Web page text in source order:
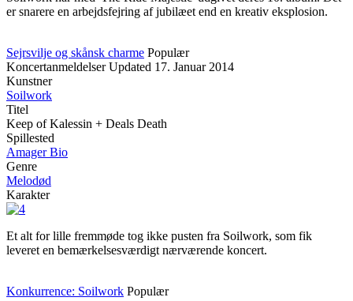
er snarere en arbejdsfejring af jubilæet end en kreativ eksplosion.
Sejrsvilje og skånsk charme Populær
Koncertanmeldelser Updated 17. Januar 2014
Kunstner
Soilwork
Titel
Keep of Kalessin + Deals Death
Spillested
Amager Bio
Genre
Melodød
Karakter
Et alt for lille fremmøde tog ikke pusten fra Soilwork, som fik
leveret en bemærkelsesværdigt nærværende koncert.
Konkurrence: Soilwork Populær